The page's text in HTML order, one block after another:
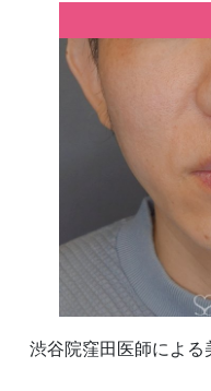
渋谷院窪田医師による